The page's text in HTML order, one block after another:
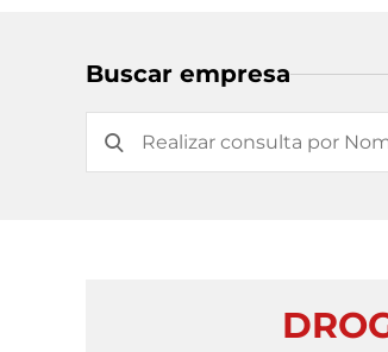
Buscar empresa